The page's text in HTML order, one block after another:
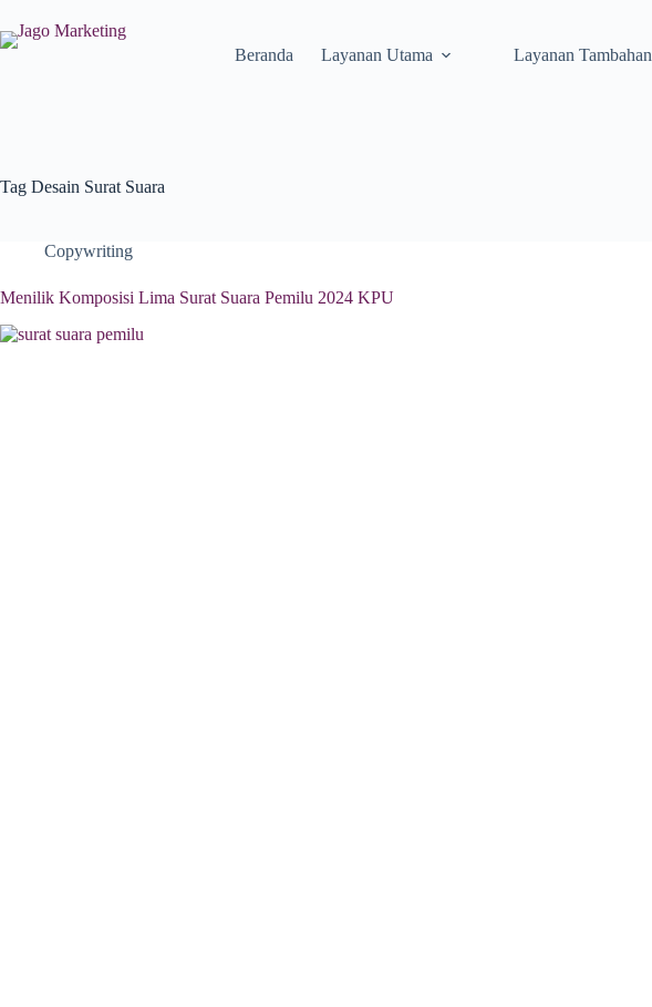
Beranda Layanan Utama Layanan Tambahan
Tag Desain Surat Suara
Copywriting
Menilik Komposisi Lima Surat Suara Pemilu 2024 KPU